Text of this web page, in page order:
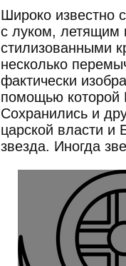
Широко известно
с луком, летящим
стилизованными
несколько
фактически
помощью которой
Сохранились и
царской власти и
звезда. Иногда